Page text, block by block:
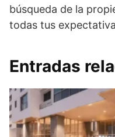
búsqueda de la
todas tus
Entradas